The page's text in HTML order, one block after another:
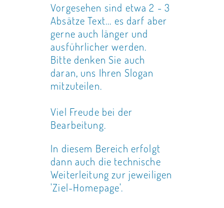
Vorgesehen sind etwa 2 - 3
Absätze Text... es darf aber
gerne auch länger und
ausführlicher werden.
Bitte denken Sie auch
daran, uns Ihren Slogan
mitzuteilen.
Viel Freude bei der
Bearbeitung.
In diesem Bereich erfolgt
dann auch die technische
Weiterleitung zur jeweiligen
'Ziel-Homepage'.